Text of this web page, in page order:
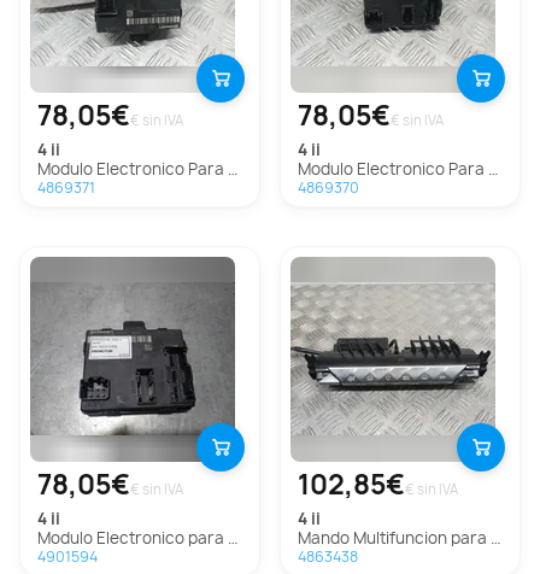
78,05€€ sin IVA
4 ii
Modulo Electronico Para Ds 4 Ii
4869371
78,05€€ sin IVA
4 ii
Modulo Electronico Para Ds 4 Ii
4869370
78,05€€ sin IVA
4 ii
Modulo Electronico para Ds 4 Ii
4901594
102,85€€ sin IVA
4 ii
Mando Multifuncion para Ds 4 Ii
4863438